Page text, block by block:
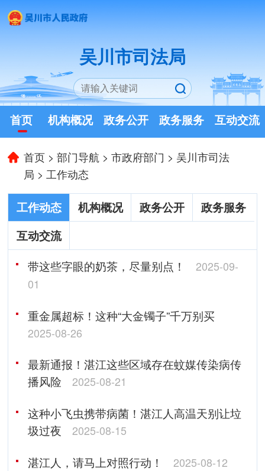
吴川市司法局
首页 机构概况 政务公开 政务服务 互动交流
首页 >部门导航 >市政府部门 > 吴川市司法
局 > 工作动态
工作动态 机构概况 政务公开
政务服务
互动交流
带这些字眼的奶茶，尽量别点！
2025-09-
01
重金属超标！这种“大金镯子”千万别买
2025-08-26
最新通报！湛江这些区域存在蚊媒传染病传
播风险
2025-08-21
这种小飞虫携带病菌！湛江人高温天别让垃
圾过夜
2025-08-15
湛江人，请马上对照行动！ 2025-08-12